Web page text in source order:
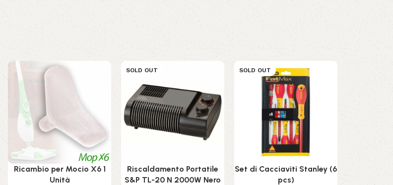
Ricambio per Mocio X6 1
Unità
SOLD OUT
Riscaldamento Portatile
S&P TL-20 N 2000W Nero
SOLD OUT
Set di Cacciaviti Stanley (6
pcs)
SOLD OUT
Zaino
20